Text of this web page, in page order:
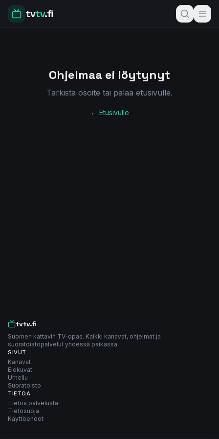
tvtv.fi
Ohjelmaa ei löytynyt
Tarkista osoite tai palaa etusivulle.
← Etusivulle
tvtv.fi
Suomen kattavin TV-opas. Kaikki kanavat, ohjelmat ja
suoratoistopalvelut yhdessä paikassa.
SIVUT
Kanavat
Elokuvat
Urheilu
Suoratoisto
TIETOA
Tietoa palvelusta
Tietosuoja
Käyttöehdot